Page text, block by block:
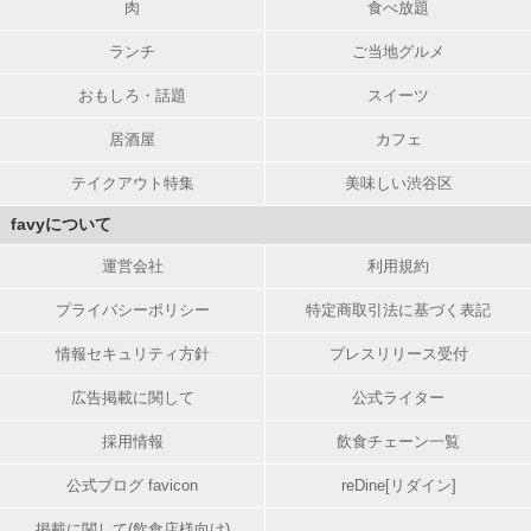
肉 食べ放題
ランチ ご当地グルメ
おもしろ・話題 スイーツ
居酒屋 カフェ
テイクアウト特集 美味しい渋谷区
favyについて
運営会社 利用規約
プライバシーポリシー 特定商取引法に基づく表記
情報セキュリティ方針 プレスリリース受付
広告掲載に関して 公式ライター
採用情報 飲食チェーン一覧
公式ブログ favicon reDine[リダイン]